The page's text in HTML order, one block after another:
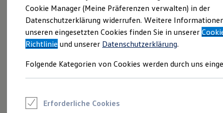
Sportwagen
Schnell verfügbare Fahrzeuge
Angebote und Produkte
Aktuelle Angebote
E-Auto-Förderung
Volkswagen Marktplatz
Junge Gebrauchtwagen und Gebrauchtwagen
Saisonangebote
Cookie Manager (Meine Präferenzen verwalten) in der
Datenschutzerklärung widerrufen. Weitere
unseren eingesetzten Cookies finden Sie in unserer
Richtlinie und unserer Datenschutzerklärung.
Folgende Kategorien von Cookies werden durch uns
Erforderliche Cookies